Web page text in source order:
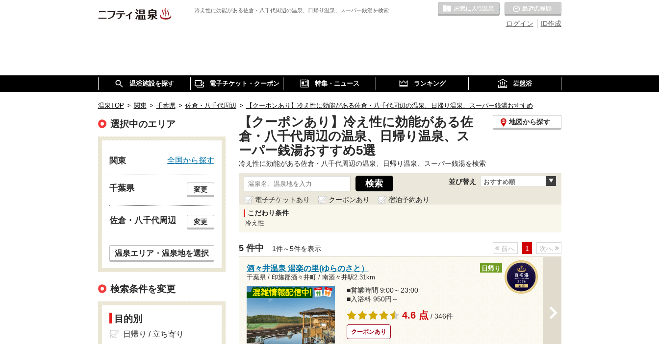
冷え性に効能がある佐倉・八千代周辺の温泉、日帰り温泉、スーパー銭湯を検索
ID作成
ログイン
お気に入りの温泉
温浴施設を探す 電子チケット・クーポン 特集・ニュース ランキング 岩盤浴
温泉TOP > 関東 > 千葉県 > 佐倉・八千代周辺 > 【クーポンあり】冷え性に効能がある佐倉・八千代周辺の温泉、日帰り温泉、スーパー銭湯おすすめ
【クーポンあり】冷え性に効能がある佐
倉・八千代周辺の温泉、日帰り温泉、ス
ーパー銭湯おすすめ5選
地図から探す
冷え性に効能がある佐倉・八千代周辺の温泉、日帰り温泉、スーパー銭湯を検索
並び替え おすすめ順
電子チケットあり クーポンあり
宿泊予約あり
こだわり条件
冷え性
5 件中 1件～5件を表示 前へ 1 次へ
酒々井温泉 湯楽の里(ゆらのさと）
千葉県 / 印旛郡酒々井町 / 南酒々井駅2.31km
日帰り
■営業時間 9:00～23:00
■入浴料 950円～
4.6 点 / 346件
クーポンあり
選択中のエリア
関東 全国から探す
千葉県 変更
佐倉・八千代周辺 変更
温泉エリア・温泉地を選択
検索条件を変更
目的別
日帰り / 立ち寄り